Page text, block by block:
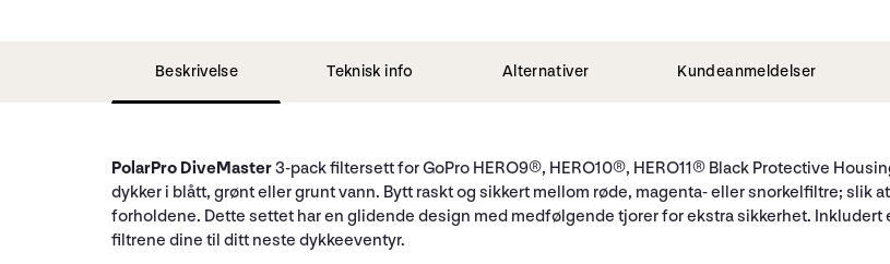
Beskrivelse Teknisk info Alternativer Kundeanmeldelser
PolarPro DiveMaster3-pack filtersett for GoPro HERO9®, HERO10®, HERO11® Black Protective
dykker i blått, grønt eller grunt vann. Bytt raskt og sikkert mellom røde, magenta- eller snorkelfiltre; slik
forholdene. Dette settet har en glidende design med medfølgende tjorer for ekstra sikkerhet.
filtrene dine til ditt neste dykkeeventyr.